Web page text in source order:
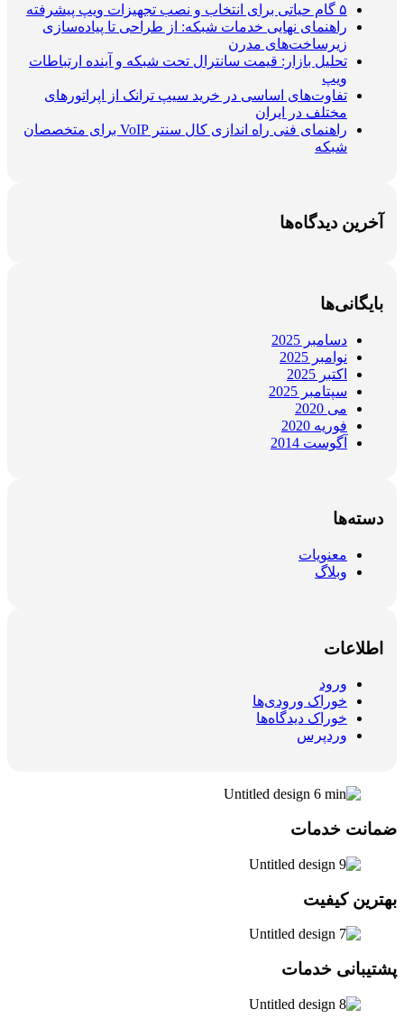
۵ گام حیاتی برای انتخاب و نصب تجهیزات ویپ پیشرفته
راهنمای نهایی خدمات شبکه: از طراحی تا پیاده‌سازی
زیرساخت‌های مدرن
تحلیل بازار: قیمت سانترال تحت شبکه و آینده ارتباطات
ویپ
تفاوت‌های اساسی در خرید سیپ ترانک از اپراتورهای
مختلف در ایران
راهنمای فنی راه اندازی کال سنتر VoIP برای متخصصان
شبکه
آخرین دیدگاه‌ها
بایگانی‌ها
دسامبر 2025
نوامبر 2025
اکتبر 2025
سپتامبر 2025
می 2020
فوریه 2020
آگوست 2014
دسته‌ها
معنویات
وبلاگ
اطلاعات
ورود
خوراک ورودی‌ها
خوراک دیدگاه‌ها
وردپرس
ضمانت خدمات
بهترین کیفیت
پشتیبانی خدمات